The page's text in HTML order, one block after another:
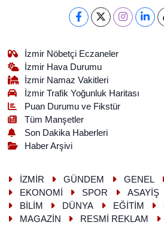
İzmir Nöbetçi Eczaneler
İzmir Hava Durumu
İzmir Namaz Vakitleri
İzmir Trafik Yoğunluk Haritası
Puan Durumu ve Fikstür
Tüm Manşetler
Son Dakika Haberleri
Haber Arşivi
İZMİR GÜNDEM GENEL
EKONOMİ
SPOR ASAYİŞ
BİLİM
DÜNYA EĞİTİM
MAGAZİN
RESMİ REKLAM